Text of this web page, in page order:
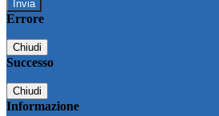
Errore
Chiudi
Successo
Chiudi
Informazione